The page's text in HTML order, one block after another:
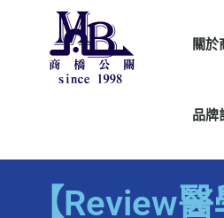
關於
品牌
【Review